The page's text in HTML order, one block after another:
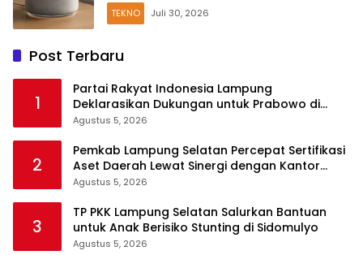
TEKNO Juli 30, 2026
Post Terbaru
1
Partai Rakyat Indonesia Lampung
Deklarasikan Dukungan untuk Prabowo di
Pilpres 2029
Agustus 5, 2026
2
Pemkab Lampung Selatan Percepat Sertifikasi
Aset Daerah Lewat Sinergi dengan Kantor
Pertanahan
Agustus 5, 2026
3
TP PKK Lampung Selatan Salurkan Bantuan
untuk Anak Berisiko Stunting di Sidomulyo
Agustus 5, 2026